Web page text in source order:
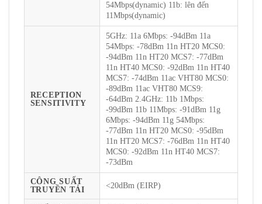
54Mbps(dynamic) 11b: lên đến
11Mbps(dynamic)
RECEPTION
SENSITIVITY
5GHz: 11a 6Mbps: -94dBm 11a
54Mbps: -78dBm 11n HT20 MCS0:
-94dBm 11n HT20 MCS7: -77dBm
11n HT40 MCS0: -92dBm 11n HT40
MCS7: -74dBm 11ac VHT80 MCS0:
-89dBm 11ac VHT80 MCS9:
-64dBm 2.4GHz: 11b 1Mbps:
-99dBm 11b 11Mbps: -91dBm 11g
6Mbps: -94dBm 11g 54Mbps:
-77dBm 11n HT20 MCS0: -95dBm
11n HT20 MCS7: -76dBm 11n HT40
MCS0: -92dBm 11n HT40 MCS7:
-73dBm
CÔNG SUẤT
TRUYỀN TẢI
<20dBm (EIRP)